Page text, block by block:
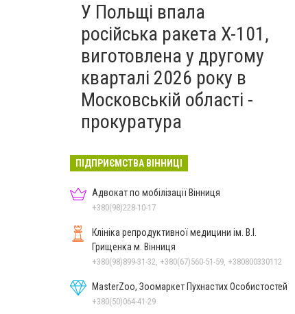
У Польщі впала
російська ракета X-101,
виготовлена у другому
кварталі 2026 року в
Московській області -
прокуратура
ПІДПРИЄМСТВА ВІННИЦІ
Адвокат по мобілізації Вінниця
+380(98)228-10-17
Клініка репродуктивної медицини ім. В.І.
Грищенка м. Вінниця
+380(98)899-31-32, +380(67)560-51-59, +380800330112
MasterZoo, Зоомаркет Пухнастих Особистостей
+380(50)064-41-29